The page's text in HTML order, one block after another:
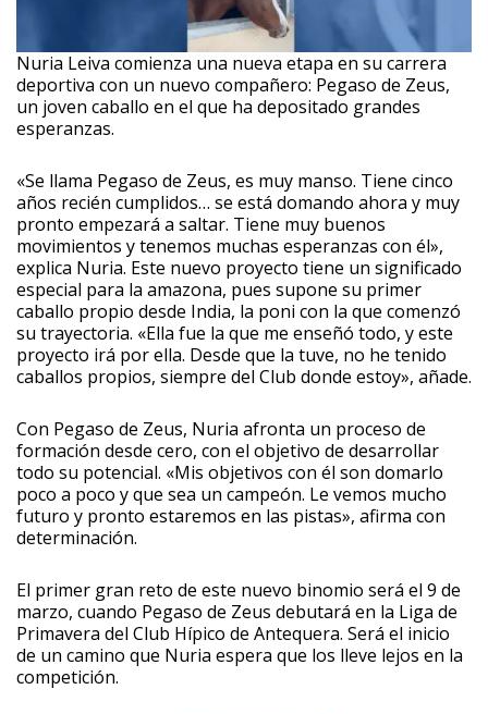
Nuria Leiva comienza una nueva etapa en su carrera
deportiva con un nuevo compañero: Pegaso de Zeus,
un joven caballo en el que ha depositado grandes
esperanzas.
«Se llama Pegaso de Zeus, es muy manso. Tiene cinco
años recién cumplidos… se está domando ahora y muy
pronto empezará a saltar. Tiene muy buenos
movimientos y tenemos muchas esperanzas con él»,
explica Nuria. Este nuevo proyecto tiene un significado
especial para la amazona, pues supone su primer
caballo propio desde India, la poni con la que comenzó
su trayectoria. «Ella fue la que me enseñó todo, y este
proyecto irá por ella. Desde que la tuve, no he tenido
caballos propios, siempre del Club donde estoy», añade.
Con Pegaso de Zeus, Nuria afronta un proceso de
formación desde cero, con el objetivo de desarrollar
todo su potencial. «Mis objetivos con él son domarlo
poco a poco y que sea un campeón. Le vemos mucho
futuro y pronto estaremos en las pistas», afirma con
determinación.
El primer gran reto de este nuevo binomio será el 9 de
marzo, cuando Pegaso de Zeus debutará en la Liga de
Primavera del Club Hípico de Antequera. Será el inicio
de un camino que Nuria espera que los lleve lejos en la
competición.